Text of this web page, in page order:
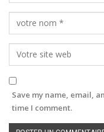
Save my name, email,
time I comment.